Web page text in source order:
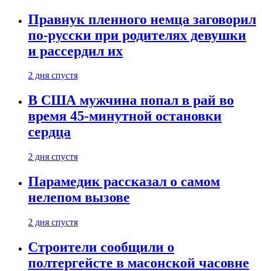
Правнук пленного немца заговорил
по-русски при родителях девушки
и рассердил их
2 дня спустя
В США мужчина попал в рай во
время 45-минутной остановки
сердца
2 дня спустя
Парамедик рассказал о самом
нелепом вызове
2 дня спустя
Строители сообщили о
полтергейсте в масонской часовне